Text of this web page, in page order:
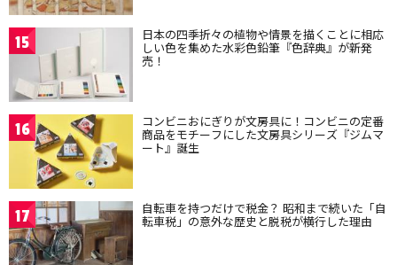
15 日本の四季折々の植物や情景を描くことに相応
しい色を集めた水彩色鉛筆『色辞典』が新発
売！
16 コンビニおにぎりが文房具に！コンビニの定番
商品をモチーフにした文房具シリーズ『ジムマ
ート』誕生
17 自転車を持つだけで税金？ 昭和まで続いた「自
転車税」の意外な歴史と脱税が横行した理由